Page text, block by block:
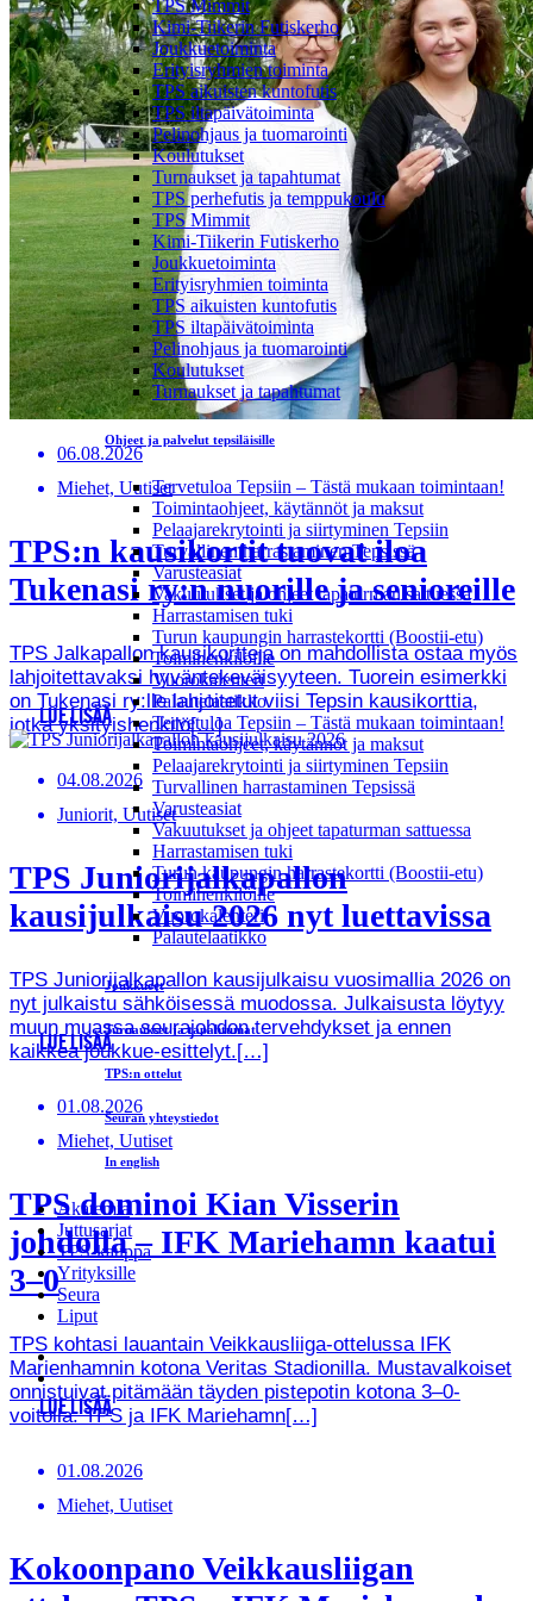
TPS Mimmit
Kimi-Tiikerin Futiskerho
Joukkuetoiminta
Erityisryhmien toiminta
TPS aikuisten kuntofutis
TPS iltapäivätoiminta
Pelinohjaus ja tuomarointi
Koulutukset
Turnaukset ja tapahtumat
TPS perhefutis ja temppukoulu
TPS Mimmit
Kimi-Tiikerin Futiskerho
Joukkuetoiminta
Erityisryhmien toiminta
TPS aikuisten kuntofutis
TPS iltapäivätoiminta
Pelinohjaus ja tuomarointi
Koulutukset
Turnaukset ja tapahtumat
Ohjeet ja palvelut tepsiläisille
Tervetuloa Tepsiin – Tästä mukaan toimintaan!
Toimintaohjeet, käytännöt ja maksut
Pelaajarekrytointi ja siirtyminen Tepsiin
Turvallinen harrastaminen Tepsissä
Varusteasiat
Vakuutukset ja ohjeet tapaturman sattuessa
Harrastamisen tuki
Turun kaupungin harrastekortti (Boostii-etu)
Toimihenkilöille
Vuorokalenteri
Palautelaatikko
Tervetuloa Tepsiin – Tästä mukaan toimintaan!
Toimintaohjeet, käytännöt ja maksut
Pelaajarekrytointi ja siirtyminen Tepsiin
Turvallinen harrastaminen Tepsissä
Varusteasiat
Vakuutukset ja ohjeet tapaturman sattuessa
Harrastamisen tuki
Turun kaupungin harrastekortti (Boostii-etu)
Toimihenkilöille
Vuorokalenteri
Palautelaatikko
Joukkueet
Turnaukset ja tapahtumat
TPS:n ottelut
Seuran yhteystiedot
In english
Akatemia
Juttusarjat
TPS-kauppa
Yrityksille
Seura
Liput
06.08.2026
Miehet, Uutiset
TPS:n kausikortit tuovat iloa
Tukenasi ry:n nuorille ja senioreille
TPS Jalkapallon kausikortteja on mahdollista ostaa myös
lahjoitettavaksi hyväntekeväisyyteen. Tuorein esimerkki
on Tukenasi ry:lle lahjoitetut viisi Tepsin kausikorttia,
jotka yksityishenkilö[…]
LUE LISÄÄ
04.08.2026
Juniorit, Uutiset
TPS Juniorijalkapallon
kausijulkaisu 2026 nyt luettavissa
TPS Juniorijalkapallon kausijulkaisu vuosimallia 2026 on
nyt julkaistu sähköisessä muodossa. Julkaisusta löytyy
muun muassa seurajohdon tervehdykset ja ennen
kaikkea joukkue-esittelyt.[…]
LUE LISÄÄ
01.08.2026
Miehet, Uutiset
TPS dominoi Kian Visserin
johdolla – IFK Mariehamn kaatui
3–0
TPS kohtasi lauantain Veikkausliiga-ottelussa IFK
Marienhamnin kotona Veritas Stadionilla. Mustavalkoiset
onnistuivat pitämään täyden pistepotin kotona 3–0-
voitolla. TPS ja IFK Mariehamn[…]
LUE LISÄÄ
01.08.2026
Miehet, Uutiset
Kokoonpano Veikkausliigan